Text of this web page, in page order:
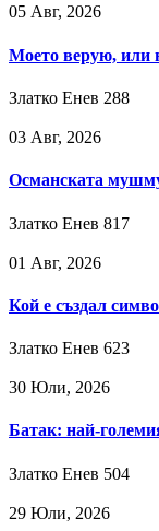
05 Авг, 2026
Моето верую, или
Златко Енев 288
03 Авг, 2026
Османската
Златко Енев 817
01 Авг, 2026
Кой е създал
Златко Енев 623
30 Юли, 2026
Батак: най-
Златко Енев 504
29 Юли, 2026